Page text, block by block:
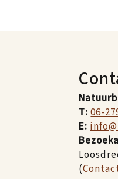
T: 06-
E:
(